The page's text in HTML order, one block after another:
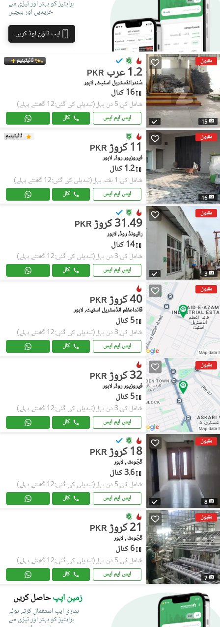
پراپٹیز کو بہتر اور تیزی سے
خریدیں اور بیچیں
ایپ ڈاؤن لوڈ کریں۔
مقبول
15
ٹائیٹینیم
PKR 1.2 عرب
سُندرانڈسٹریل اسٹیٹ, لاہور
16 کنال
شامل کی:5 دن پہل (تبدیلی کی گئی:12 گھنٹے پہلے)
ایس ایم ایس کال
مقبول
16
ٹائیٹینیم
PKR 11 کروڑ
فیروزپور روڈ, لاہور
1.2 کنال
شامل کی:1 ہفتہ پہل (تبدیلی کی گئی:12 گھنٹے پہلے)
ایس ایم ایس کال
مقبول
3
PKR 31.49 کروڑ
رائیونڈ روڈ, لاہور
14 کنال
شامل کی:3 دن پہل (تبدیلی کی گئی:12 گھنٹے پہلے)
ایس ایم ایس کال
مقبول
PKR 40 کروڑ
قائداعظم انڈسٹریل اسٹیٹ, لاہور
5 کنال
شامل کی:3 دن پہل (تبدیلی کی گئی:12 گھنٹے پہلے)
ایس ایم ایس کال
مقبول
PKR 32 کروڑ
فیروزپور روڈ, لاہور
5 کنال
شامل کی:3 دن پہل (تبدیلی کی گئی:12 گھنٹے پہلے)
ایس ایم ایس کال
مقبول
8
PKR 18 کروڑ
گجّومتہ, لاہور
3.6 کنال
شامل کی:5 دن پہل (تبدیلی کی گئی:12 گھنٹے پہلے)
ایس ایم ایس کال
مقبول
7
PKR 21 کروڑ
گجّومتہ, لاہور
6 کنال
شامل کی:5 دن پہل (تبدیلی کی گئی:12 گھنٹے پہلے)
ایس ایم ایس کال
زمین اپپحاصل کریں
ہماری ایپ استعمال کرتے ہوئے
پراپٹیز کو بہتر اور تیزی سے